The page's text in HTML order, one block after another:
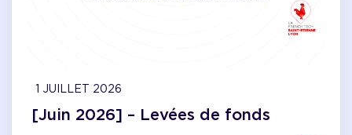
1 JUILLET 2026
[Juin 2026] – Levées de fonds